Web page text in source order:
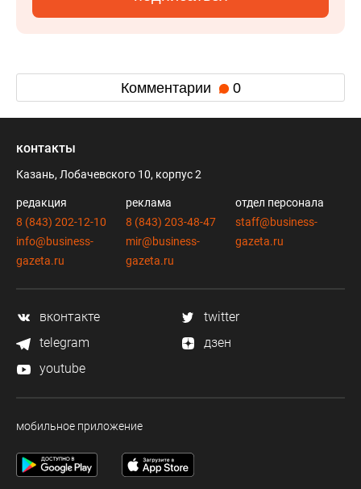
Комментарии 0
контакты
Казань, Лобачевского 10, корпус 2
редакция
8 (843) 202-12-10
info@business-
gazeta.ru
реклама
8 (843) 203-48-47
mir@business-
gazeta.ru
отдел персонала
staff@business-
gazeta.ru
вконтакте
twitter
telegram
дзен
youtube
мобильное приложение